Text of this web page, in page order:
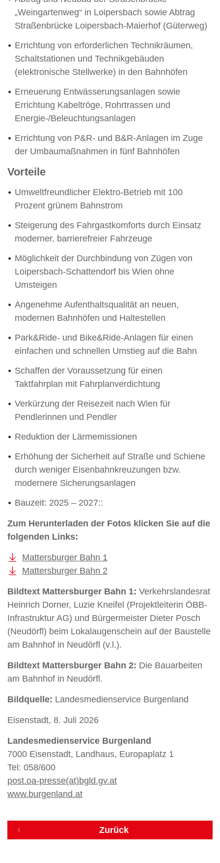
„Weingartenweg“ in Loipersbach sowie Abtrag
Straßenbrücke Loipersbach-Maierhof (Güterweg)
Errichtung von erforderlichen Technikräumen,
Schaltstationen und Technikgebäuden
(elektronische Stellwerke) in den Bahnhöfen
Erneuerung Entwässerungsanlagen sowie
Errichtung Kabeltröge, Rohrtrassen und
Energie-/Beleuchtungsanlagen
Errichtung von P&R- und B&R-Anlagen im Zuge
der Umbaumaßnahmen in fünf Bahnhöfen
Vorteile
Umweltfreundlicher Elektro-Betrieb mit 100
Prozent grünem Bahnstrom
Steigerung des Fahrgastkomforts durch Einsatz
moderner, barrierefreier Fahrzeuge
Möglichkeit der Durchbindung von Zügen von
Loipersbach-Schattendorf bis Wien ohne
Umsteigen
Angenehme Aufenthaltsqualität an neuen,
modernen Bahnhöfen und Haltestellen
Park&Ride- und Bike&Ride-Anlagen für einen
einfachen und schnellen Umstieg auf die Bahn
Schaffen der Voraussetzung für einen
Taktfahrplan mit Fahrplanverdichtung
Verkürzung der Reisezeit nach Wien für
Pendlerinnen und Pendler
Reduktion der Lärmemissionen
Erhöhung der Sicherheit auf Straße und Schiene
durch weniger Eisenbahnkreuzungen bzw.
modernere Sicherungsanlagen
Bauzeit: 2025 – 2027::
Zum Herunterladen der Fotos klicken Sie auf die
folgenden Links:
Mattersburger Bahn 1
Mattersburger Bahn 2
Bildtext Mattersburger Bahn 1: Verkehrslandesrat
Heinrich Dorner, Luzie Kneifel (Projektleiterin ÖBB-
Infrastruktur AG) und Bürgermeister Dieter Posch
(Neudörfl) beim Lokalaugenschein auf der Baustelle
am Bahnhof in Neudörfl (v.l.).
Bildtext Mattersburger Bahn 2: Die Bauarbeiten
am Bahnhof in Neudörfl.
Bildquelle: Landesmedienservice Burgenland
Eisenstadt, 8. Juli 2026
Landesmedienservice Burgenland
7000 Eisenstadt, Landhaus, Europaplatz 1
Tel: 058/600
post.oa-presse(at)bgld.gv.at
www.burgenland.at
Zurück